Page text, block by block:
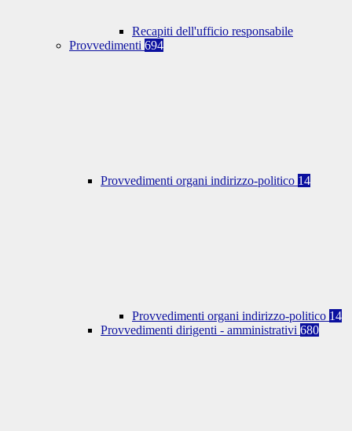
Recapiti dell'ufficio responsabile
Provvedimenti 694
Provvedimenti organi indirizzo-politico 14
Provvedimenti organi indirizzo-politico 14
Provvedimenti dirigenti - amministrativi 680